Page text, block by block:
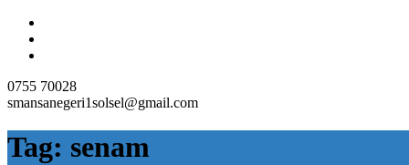
0755 70028
smansanegeri1solsel@gmail.com
Tag: senam